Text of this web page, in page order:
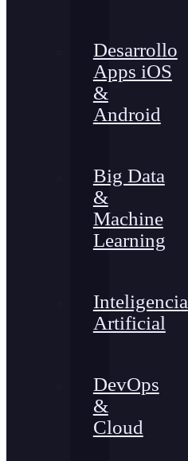
Desarrollo
Apps iOS
&
Android
Big Data
&
Machine
Learning
Inteligencia
Artificial
DevOps
&
Cloud